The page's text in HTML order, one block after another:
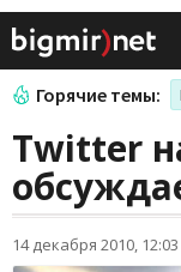
Горячие темы:
Twitter
14 декабря 2010, 12:03